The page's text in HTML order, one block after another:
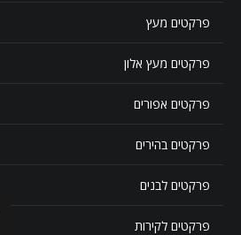
פרקטים מעץ
פרקטים מעץ אלון
פרקטים אפורים
פרקטים בהירים
פרקטים לבנים
פרקטים לקירות